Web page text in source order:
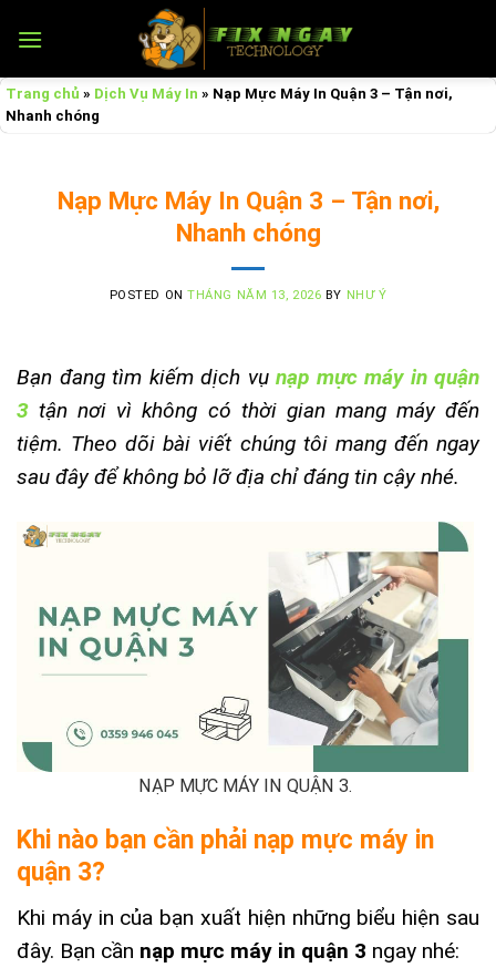
Trang chủ » Dịch Vụ Máy In » Nạp Mực Máy In Quận 3 – Tận nơi,
Nhanh chóng
Nạp Mực Máy In Quận 3 – Tận nơi,
Nhanh chóng
POSTED ONTHÁNG NĂM 13, 2026 BY NHƯ Ý
Bạn đang tìm kiếm dịch vụ nạp mực máy in quận
3 tận nơi vì không có thời gian mang máy đến
tiệm. Theo dõi bài viết chúng tôi mang đến ngay
sau đây để không bỏ lỡ địa chỉ đáng tin cậy nhé.
NẠP MỰC MÁY IN QUẬN 3.
Khi nào bạn cần phải nạp mực máy in
quận 3?
Khi máy in của bạn xuất hiện những biểu hiện sau
đây. Bạn cần nạp mực máy in quận 3 ngay nhé: